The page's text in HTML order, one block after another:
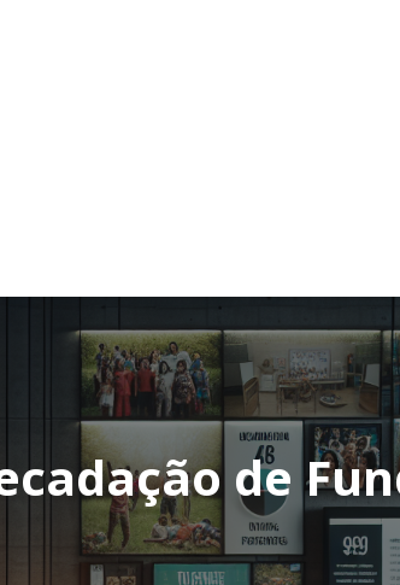
de